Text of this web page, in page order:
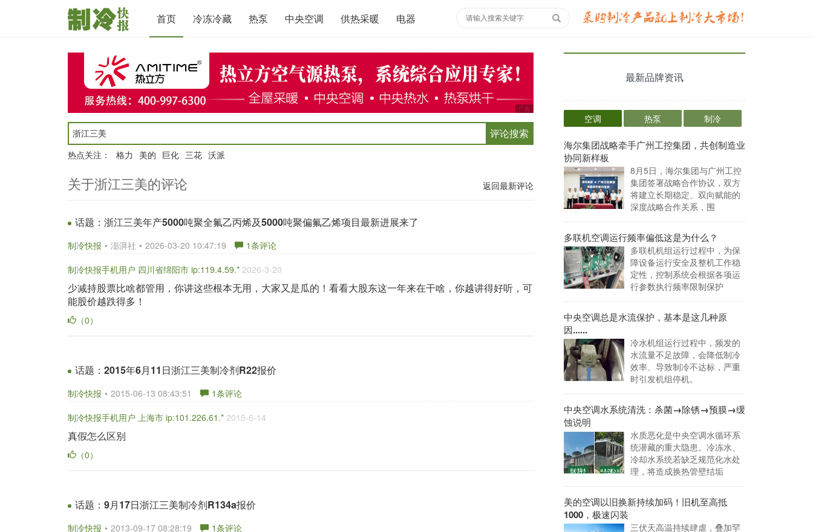
首页 冷冻冷藏 热泵 中央空调 供热采暖 电器
广告
评论搜索
热点关注： 格力 美的 巨化 三花 沃派
关于浙江三美的评论 返回最新评论
话题： 浙江三美年产5000吨聚全氟乙丙烯及5000吨聚偏氟乙烯项目最新进展来了
制冷快报 • 澎湃社 • 2026-03-20 10:47:19 1条评论
制冷快报手机用户 四川省绵阳市 ip:119.4.59.* 2026-3-20
少减持股票比啥都管用，你讲这些根本无用，大家又是瓜的！看看大股东这一年来在干啥，你越讲得好听，可
能股价越跌得多！
（0）
话题： 2015年6月11日浙江三美制冷剂R22报价
制冷快报 • 2015-06-13 08:43:51 1条评论
制冷快报手机用户 上海市 ip:101.226.61.* 2015-6-14
真假怎么区别
（0）
话题： 9月17日浙江三美制冷剂R134a报价
制冷快报 • 2013-09-17 08:28:19 1条评论
最新品牌资讯
空调 热泵 制冷
海尔集团战略牵手广州工控集团，共创制造业
协同新样板
8月5日，海尔集团与广州工控
集团签署战略合作协议，双方
将建立长期稳定、双向赋能的
深度战略合作关系，围
多联机空调运行频率偏低这是为什么？
多联机机组运行过程中，为保
障设备运行安全及整机工作稳
定性，控制系统会根据各项运
行参数执行频率限制保护
中央空调总是水流保护，基本是这几种原
因......
冷水机组运行过程中，频发的
水流量不足故障，会降低制冷
效率、导致制冷不达标，严重
时引发机组停机。
中央空调水系统清洗：杀菌→除锈→预膜→缓
蚀说明
水质恶化是中央空调水循环系
统潜藏的重大隐患。冷冻水、
冷却水系统若缺乏规范化水处
理，将造成换热管壁结垢
美的空调以旧换新持续加码！旧机至高抵
1000，极速闪装
三伏天高温持续肆虐，叠加罕